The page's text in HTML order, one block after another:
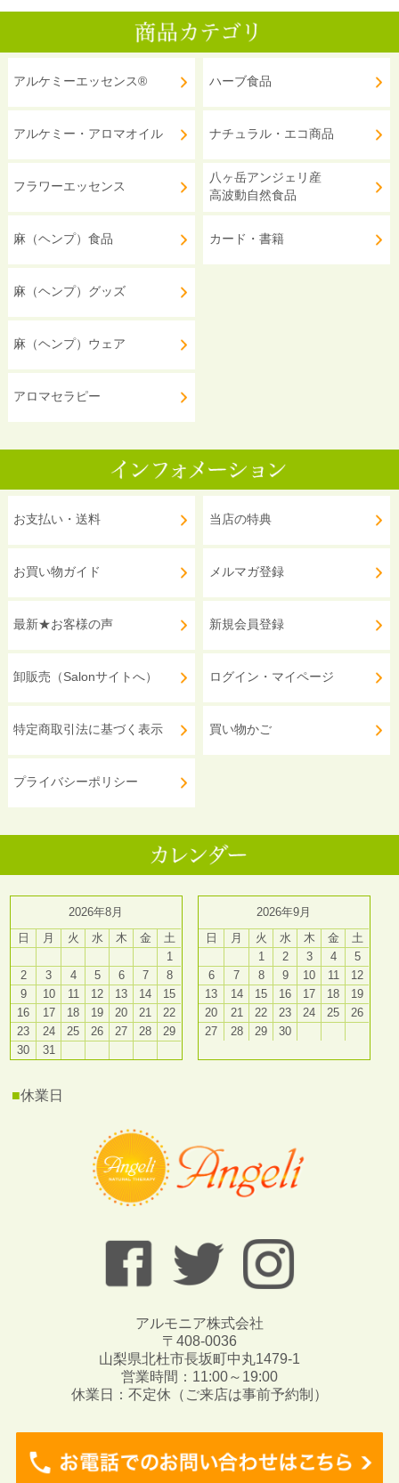
アルケミーエッセンス®
アルケミー・アロマオイル
フラワーエッセンス
麻（ヘンプ）食品
麻（ヘンプ）グッズ
麻（ヘンプ）ウェア
アロマセラピー
ハーブ食品
ナチュラル・エコ商品
八ヶ岳アンジェリ産
高波動自然食品
カード・書籍
お支払い・送料
お買い物ガイド
最新★お客様の声
卸販売（Salonサイトへ）
特定商取引法に基づく表示
プライバシーポリシー
当店の特典
メルマガ登録
新規会員登録
ログイン・マイページ
買い物かご
2026年8月
日
月 火 水 木 金
土
1
2
3 4 5 6 7
8
9
10 11 12 13 14
15
16
17 18 19 20 21
22
23
24 25 26 27 28
29
30
31
2026年9月
日
月 火 水 木 金
土
1
2 3 4
5
6
7 8 9 10 11
12
13
14 15 16 17 18
19
20
21 22 23 24 25
26
27
28 29 30
■休業日
アルモニア株式会社
〒408-0036
山梨県北杜市長坂町中丸1479-1
営業時間：11:00～19:00
休業日：不定休（ご来店は事前予約制）